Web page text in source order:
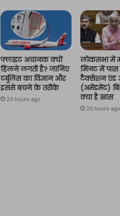
फ्लाइट अचानक क्यों
हिलने लगती है? जानिए
टर्बुलेंस का विज्ञान और
इससे बचने के तरीके
20 hours ago
लोकसभा में
मिनट में
टैक्सेशन एंड
(अमेंडमेंट)
क्या है खास
20 hours ago